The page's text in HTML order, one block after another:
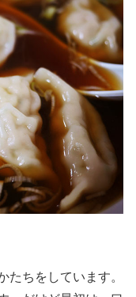
たちをしています。